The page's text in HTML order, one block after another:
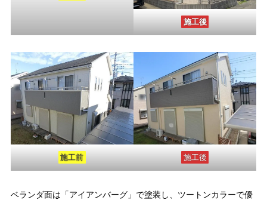
施工後
施工前 施工後
ベランダ面は「アイアンバーグ」で塗装し、ツートンカラーで優